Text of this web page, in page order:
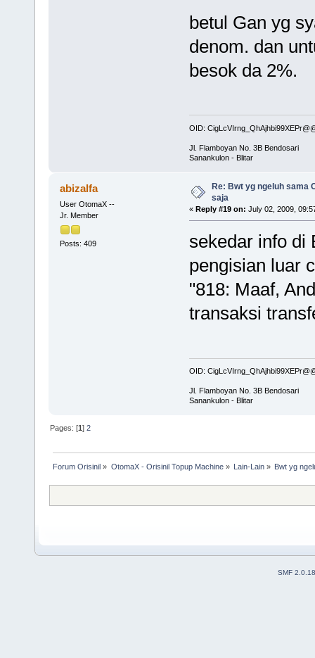
betul Gan yg
denom. dan
besok da 2%.
OID:
Jl. Flamboyan No. 3B Bendosari
Sanankulon - Blitar
abizalfa
User OtomaX --
Jr. Member
Posts: 409
Re: Bwt yg ngeluh sama
saja
« Reply #19 on: July 02, 2009,
sekedar info di
pengisian luar
"818: Maaf,
transaksi
OID:
Jl. Flamboyan No. 3B Bendosari
Sanankulon - Blitar
Pages: [1]2
Forum Orisinil » OtomaX - Orisinil Topup Machine» Lain-Lain» Bwt yg
SMF 2.0.18